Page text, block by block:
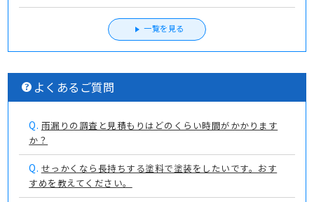
一覧を見る
よくあるご質問
Q. 雨漏りの調査と見積もりはどのくらい時間がかかります
か？
Q. せっかくなら長持ちする塗料で塗装をしたいです。おす
すめを教えてください。